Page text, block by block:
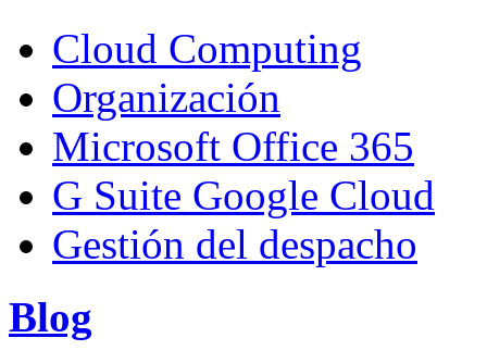
Cloud Computing
Organización
Microsoft Office 365
G Suite Google Cloud
Gestión del despacho
Blog